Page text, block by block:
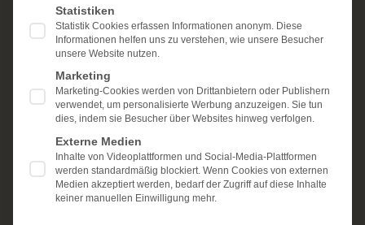
Unsere Kanzlei
Schmerzensgeld
Kostenlose Erstberatung
Statistiken
Statistik Cookies erfassen Informationen anonym. Diese
Informationen helfen uns zu verstehen, wie unsere Besucher
unsere Website nutzen.
Marketing
Marketing-Cookies werden von Drittanbietern oder Publishern
verwendet, um personalisierte Werbung anzuzeigen. Sie tun
dies, indem sie Besucher über Websites hinweg verfolgen.
Externe Medien
Inhalte von Videoplattformen und Social-Media-Plattformen
werden standardmäßig blockiert. Wenn Cookies von externen
Medien akzeptiert werden, bedarf der Zugriff auf diese Inhalte
keiner manuellen Einwilligung mehr.